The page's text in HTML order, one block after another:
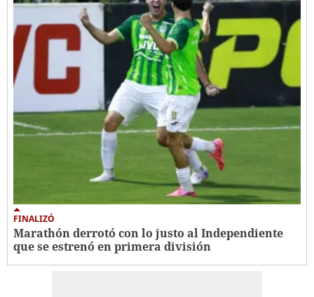
FINALIZÓ
Marathón derrotó con lo justo al Independiente
que se estrenó en primera división